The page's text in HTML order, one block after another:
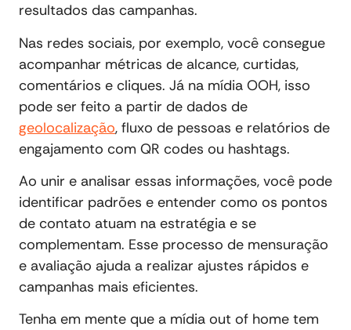
resultados das campanhas.
Nas redes sociais, por exemplo, você consegue
acompanhar métricas de alcance, curtidas,
comentários e cliques. Já na mídia OOH, isso
pode ser feito a partir de dados de
geolocalização, fluxo de pessoas e relatórios de
engajamento com QR codes ou hashtags.
Ao unir e analisar essas informações, você pode
identificar padrões e entender como os pontos
de contato atuam na estratégia e se
complementam. Esse processo de mensuração
e avaliação ajuda a realizar ajustes rápidos e
campanhas mais eficientes.
Tenha em mente que a mídia out of home tem